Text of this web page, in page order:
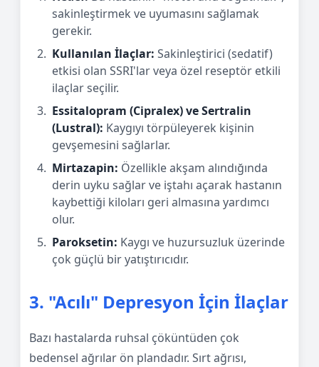
sakinleştirmek ve uyumasını sağlamak
gerekir.
Kullanılan İlaçlar: Sakinleştirici (sedatif)
etkisi olan SSRI'lar veya özel reseptör etkili
ilaçlar seçilir.
Essitalopram (Cipralex) ve Sertralin
(Lustral): Kaygıyı törpüleyerek kişinin
gevşemesini sağlarlar.
Mirtazapin: Özellikle akşam alındığında
derin uyku sağlar ve iştahı açarak hastanın
kaybettiği kiloları geri almasına yardımcı
olur.
Paroksetin: Kaygı ve huzursuzluk üzerinde
çok güçlü bir yatıştırıcıdır.
3. "Acılı" Depresyon İçin İlaçlar
Bazı hastalarda ruhsal çöküntüden çok
bedensel ağrılar ön plandadır. Sırt ağrısı,